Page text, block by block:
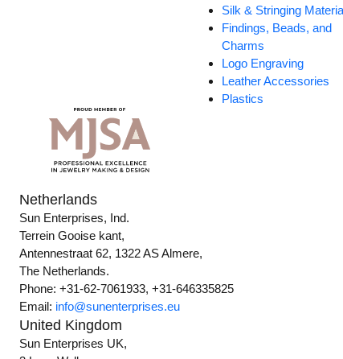
Silk & Stringing
Findings, Beads, and
Charms
Logo Engraving
Leather Accessories
Plastics
Netherlands
Sun Enterprises, Ind.
Terrein Gooise kant,
Antennestraat 62, 1322 AS Almere,
The Netherlands.
Phone: +31-62-7061933, +31-646335825
Email: info@sunenterprises.eu
United Kingdom
Sun Enterprises UK,